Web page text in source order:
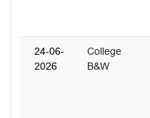
24-06-
2026
College
B&W